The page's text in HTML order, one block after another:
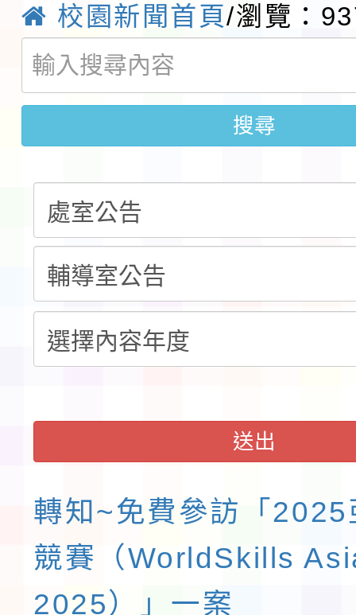
會」之「藝術教育日」
第2次招考代課鐘點教
告(採1次公告分次招考)
115 年度兒童課後照顧
0 小時業訓練課程
轉知本市體育總會划船
「115年桃園市運動會
錦標賽」海洋艇及
域)，申請變更地點
「114-115年度
計畫」公費接種對象擴
115學年度迎新活動暨
會活動流程表
函轉桃園市童軍會辦理
童軍小隊長訓練營活動
校園新聞首頁/瀏覽：
搜尋
送出
轉知~免費參訪「2025
競賽（WorldSkills
2025）」一案